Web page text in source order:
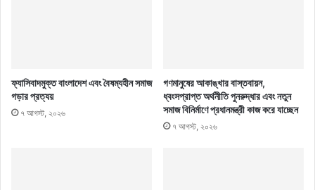
ফ্যাসিবাদমুক্ত বাংলাদেশ এবং বৈষম্যহীন সমাজ
গড়ার প্রত্যয়
৭ আগস্ট, ২০২৬
গণমানুষের আকাঙ্খার বাস্তবায়ন,
ধ্বংসপ্রাপ্ত অর্থনীতি পুনরুদ্ধার এবং নতুন
সমাজ বিনির্মাণে প্রধানমন্ত্রী কাজ করে যাচ্ছেন
৭ আগস্ট, ২০২৬